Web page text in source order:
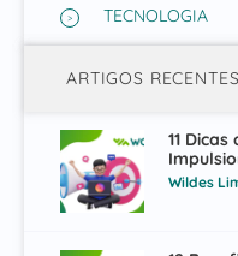
TECNOLOGIA
ARTIGOS RECENTES
11
Wildes